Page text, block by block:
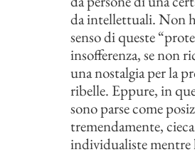
da intellettuali. Non
senso di queste
insofferenza, se non
una nostalgia per la
ribelle. Eppure, in
sono parse come
tremendamente,
individualiste mentre